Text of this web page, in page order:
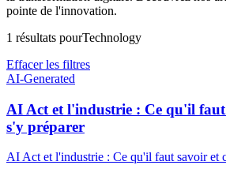
pointe de l'innovation.
1 résultats pourTechnology
Effacer les filtres
AI-Generated
AI Act et l'industrie : Ce qu'il
s'y préparer
AI Act et l'industrie : Ce qu'il faut savoir et